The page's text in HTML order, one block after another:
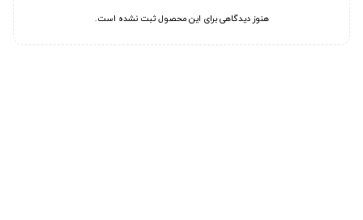
هنوز دیدگاهی برای این محصول ثبت نشده است.